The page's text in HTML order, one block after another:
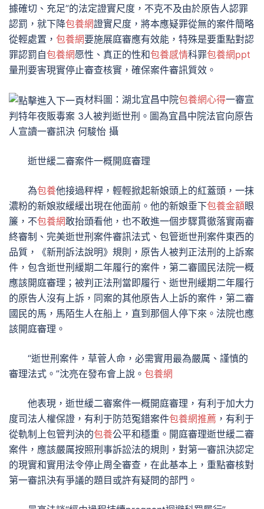
據確切、充足”的法定證實尺度，不克不及由於原告人認罪
認罰，就下降包養網證實尺度，將本應疑罪從無的案件簡略
從輕處置， 包養網要施展庭審應有效能，特殊是要重點對認
罪認罰自包養網愿性、真正的性和包養感情科罪包養網ppt
量刑要害現實停止審查核實，確保案件審訊質效。
材料圖：湖北宜昌中院包養網心得一審宣
判特年夜販毒案 3人被判逝世刑。圖為宜昌中院法官向原告
人宣讀一審訊決 何駿怡 攝
逝世緩二審案件一概開庭審理
為包養他接過秤桿，輕輕掀起新娘頭上的紅蓋頭，一抹
濃粉的新娘妝緩緩出現在他面前。他的新娘垂下包養金額眼
簾，不包養網敢抬頭看他，也不敢進一個步驟貫徹落實兩審
終審制、完美逝世刑案件審訊法式、包管逝世刑案件東西的
品質，《新刑訴法說明》規則，原告人被判正法刑的上訴案
件，包含逝世刑緩期二年履行的案件，第二審國民法院一概
應該開庭審理；被判正法刑當即履行、逝世刑緩期二年履行
的原告人沒有上訴，同案的其他原告人上訴的案件，第二審
國民的馬，馬陌生人在船上，直到那個人停下來。法院也應
該開庭審理。
“逝世刑案件，草菅人命，必需實用最為嚴厲、謹慎的
審理法式。”沈亮在發布會上說。 包養網
他表現，逝世緩二審案件一概開庭審理，有利于加大力
度司法人權保證，有利于防范冤錯案件包養網推薦 ，有利于
從軌制上包管判決的包養公平和穩重。開庭審理逝世緩二審
案件，應該嚴厲按照刑事訴訟法的規則，對第一審訊決認定
的現實和實用法令停止周全審查，在此基本上，重點審核對
第一審訊決有爭議的題目或許有疑問的部門。